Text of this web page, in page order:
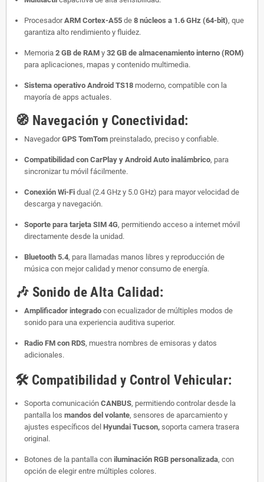
ProcesadorARM Cortex-A55 de 8 núcleos a 1.6 GHz (64-bit), que
garantiza alto rendimiento y fluidez.
Memoria 2 GB de RAM y 32 GB de almacenamiento interno (ROM)
para aplicaciones, mapas y contenido multimedia.
Sistema operativo Android TS18 moderno, compatible con la
mayoría de apps actuales.
🧭 Navegación y Conectividad:
NavegadorGPS TomTom preinstalado, preciso y confiable.
Compatibilidad con CarPlay y Android Auto inalámbrico, para
sincronizar tu móvil fácilmente.
Conexión Wi-Fi dual (2.4 GHz y 5.0 GHz) para mayor velocidad de
descarga y navegación.
Soporte para tarjeta SIM 4G, permitiendo acceso a internet móvil
directamente desde la unidad.
Bluetooth 5.4, para llamadas manos libres y reproducción de
música con mejor calidad y menor consumo de energía.
🎶 Sonido de Alta Calidad:
Amplificador integrado con ecualizador de múltiples modos de
sonido para una experiencia auditiva superior.
Radio FM con RDS, muestra nombres de emisoras y datos
adicionales.
🛠️ Compatibilidad y Control Vehicular:
Soporta comunicación CANBUS, permitiendo controlar desde la
pantalla los mandos del volante, sensores de aparcamiento y
ajustes específicos del Hyundai Tucson, soporta camera trasera
original.
Botones de la pantalla con iluminación RGB personalizada, con
opción de elegir entre múltiples colores.